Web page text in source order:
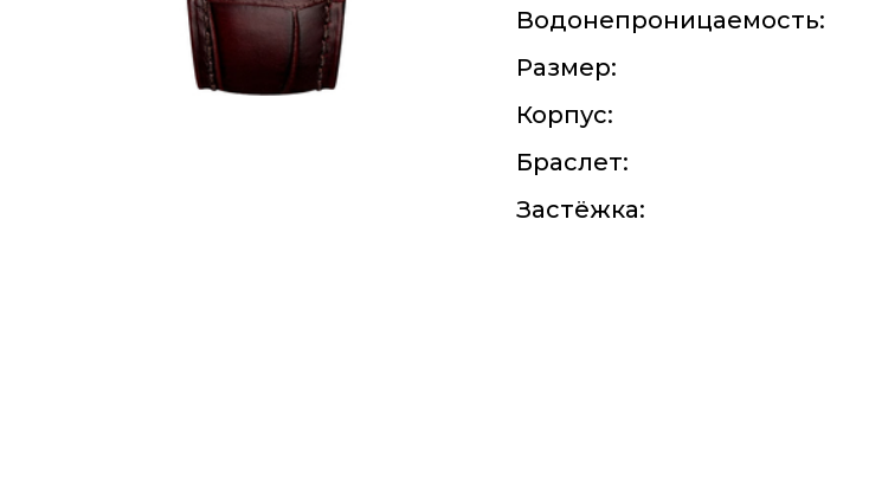
Водонепроницаемость:
Размер:
Корпус:
Браслет:
Застёжка: